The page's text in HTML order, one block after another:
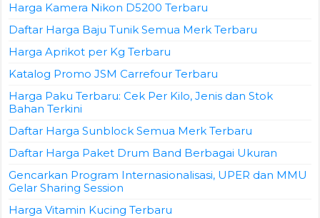
Harga Kamera Nikon D5200 Terbaru
Daftar Harga Baju Tunik Semua Merk Terbaru
Harga Aprikot per Kg Terbaru
Katalog Promo JSM Carrefour Terbaru
Harga Paku Terbaru: Cek Per Kilo, Jenis dan Stok
Bahan Terkini
Daftar Harga Sunblock Semua Merk Terbaru
Daftar Harga Paket Drum Band Berbagai Ukuran
Gencarkan Program Internasionalisasi, UPER dan MMU
Gelar Sharing Session
Harga Vitamin Kucing Terbaru